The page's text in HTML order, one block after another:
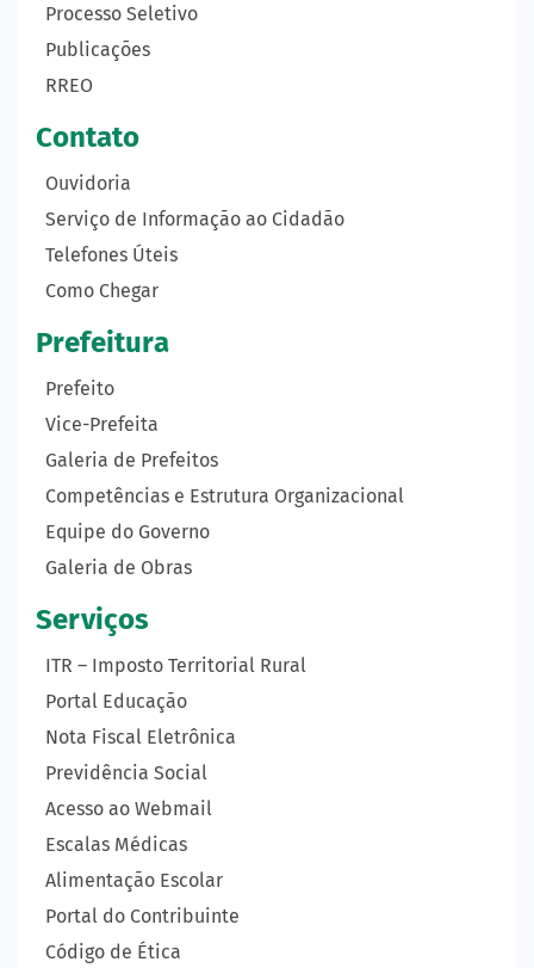
Processo Seletivo
Publicações
RREO
Contato
Ouvidoria
Serviço de Informação ao Cidadão
Telefones Úteis
Como Chegar
Prefeitura
Prefeito
Vice-Prefeita
Galeria de Prefeitos
Competências e Estrutura Organizacional
Equipe do Governo
Galeria de Obras
Serviços
ITR – Imposto Territorial Rural
Portal Educação
Nota Fiscal Eletrônica
Previdência Social
Acesso ao Webmail
Escalas Médicas
Alimentação Escolar
Portal do Contribuinte
Código de Ética